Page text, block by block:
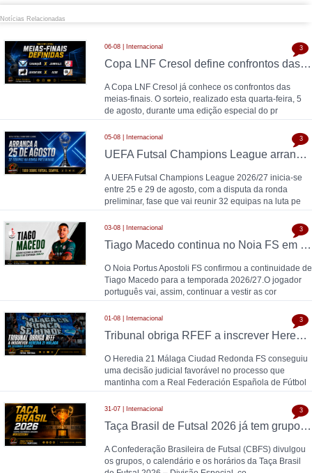
Notícias Relacionadas
06-08 | Internacional
Copa LNF Cresol define confrontos das meias-finais
A Copa LNF Cresol já conhece os confrontos das
meias-finais. O sorteio, realizado esta quarta-feira, 5
de agosto, durante uma edição especial do pr
3
05-08 | Internacional
UEFA Futsal Champions League arranca a 25 de agosto com 32 equipas na ronda preliminar
A UEFA Futsal Champions League 2026/27 inicia-se
entre 25 e 29 de agosto, com a disputa da ronda
preliminar, fase que vai reunir 32 equipas na luta pe
3
03-08 | Internacional
Tiago Macedo continua no Noia FS em 2026/27
O Noia Portus Apostoli FS confirmou a continuidade de
Tiago Macedo para a temporada 2026/27.O jogador
português vai, assim, continuar a vestir as cor
3
01-08 | Internacional
Tribunal obriga RFEF a inscrever Heredia 21 Málaga na Segunda Divisão
O Heredia 21 Málaga Ciudad Redonda FS conseguiu
uma decisão judicial favorável no processo que
mantinha com a Real Federación Española de Fútbol
3
31-07 | Internacional
Taça Brasil de Futsal 2026 já tem grupos, calendário e horários definidos
A Confederação Brasileira de Futsal (CBFS) divulgou
os grupos, o calendário e os horários da Taça Brasil
3